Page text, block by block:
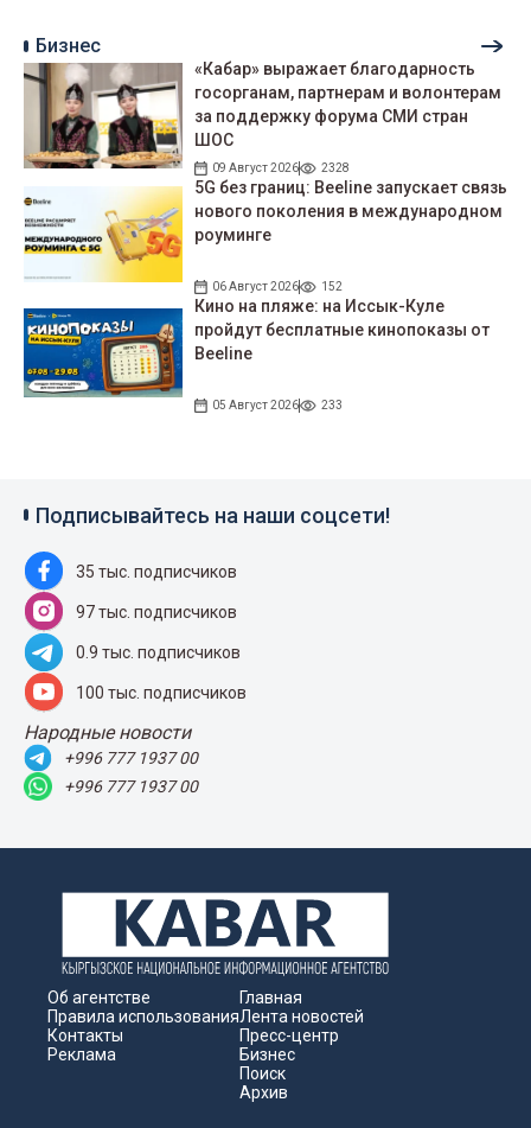
Бизнес
«Кабар» выражает благодарность
госорганам, партнерам и волонтерам
за поддержку форума СМИ стран
ШОС
09 Август 2026 2328
5G без границ: Beeline запускает связь
нового поколения в международном
роуминге
06 Август 2026 152
Кино на пляже: на Иссык-Куле
пройдут беcплатные кинопоказы от
Beeline
05 Август 2026 233
Подписывайтесь на наши соцсети!
35 тыс. подписчиков
97 тыс. подписчиков
0.9 тыс. подписчиков
100 тыс. подписчиков
Народные новости
+996 777 1937 00
+996 777 1937 00
Об агентстве
Правила использования
Контакты
Реклама
Главная
Лента новостей
Пресс-центр
Бизнес
Поиск
Архив